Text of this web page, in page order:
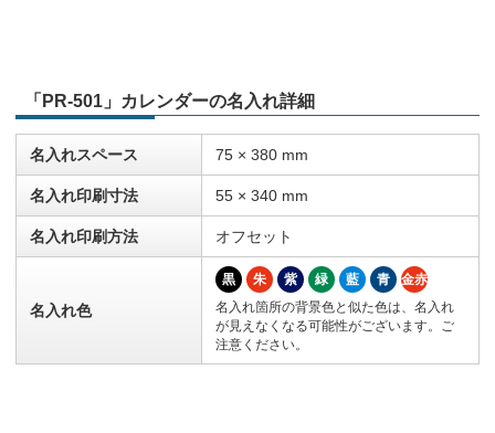
「PR-501」カレンダーの名入れ詳細
名入れスペース 75 × 380 mm
名入れ印刷寸法 55 × 340 mm
名入れ印刷方法 オフセット
名入れ色
黒 朱 紫 緑 藍 青
金赤
名入れ箇所の背景色と似た色は、名入れ
が見えなくなる可能性がございます。ご
注意ください。